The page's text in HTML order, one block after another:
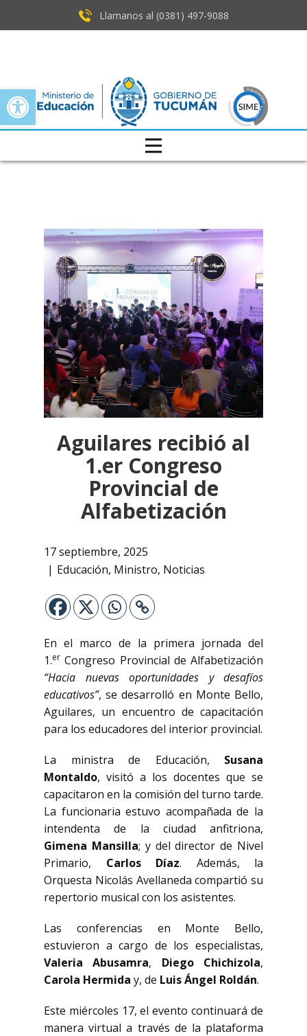
Open toolbar
Llamanos al (0381) ​497-9088
Aguilares recibió al
1.er Congreso
Provincial de
Alfabetización
17 septiembre, 2025
Educación, Ministro, Noticias
En el marco de la primera jornada del
1.er Congreso Provincial de Alfabetización
“Hacia nuevas oportunidades y desafíos
educativos”, se desarrolló en Monte Bello,
Aguilares, un encuentro de capacitación
para los educadores del interior provincial.
La ministra de Educación, Susana
Montaldo, visitó a los docentes que se
capacitaron en la comisión del turno tarde.
La funcionaria estuvo acompañada de la
intendenta de la ciudad anfitriona,
Gimena Mansilla; y del director de Nivel
Primario, Carlos Díaz. Además, la
Orquesta Nicolás Avellaneda compartió su
repertorio musical con los asistentes.
Las conferencias en Monte Bello,
estuvieron a cargo de los especialistas,
Valeria Abusamra, Diego Chichizola,
Carola Hermida y, de Luis Ángel Roldán.
Este miércoles 17, el evento continuará de
manera virtual a través de la plataforma